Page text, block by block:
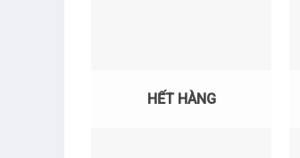
HẾT HÀNG